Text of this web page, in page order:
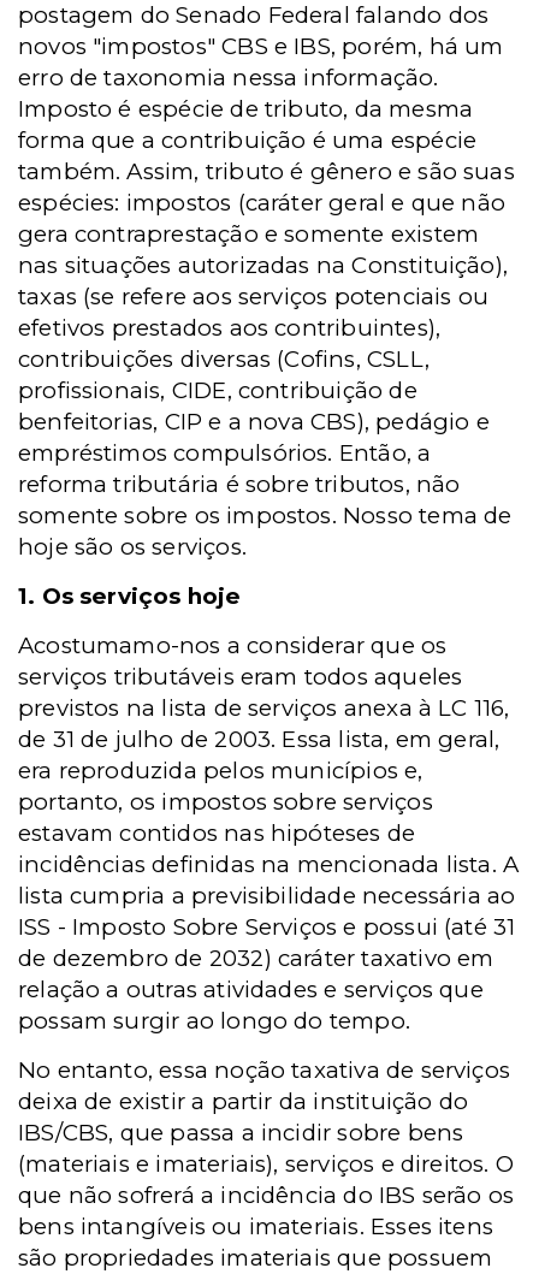
postagem do Senado Federal falando dos
novos "impostos" CBS e IBS, porém, há um
erro de taxonomia nessa informação.
Imposto é espécie de tributo, da mesma
forma que a contribuição é uma espécie
também. Assim, tributo é gênero e são suas
espécies: impostos (caráter geral e que não
gera contraprestação e somente existem
nas situações autorizadas na Constituição),
taxas (se refere aos serviços potenciais ou
efetivos prestados aos contribuintes),
contribuições diversas (Cofins, CSLL,
profissionais, CIDE, contribuição de
benfeitorias, CIP e a nova CBS), pedágio e
empréstimos compulsórios. Então, a
reforma tributária é sobre tributos, não
somente sobre os impostos. Nosso tema de
hoje são os serviços.
1. Os serviços hoje
Acostumamo-nos a considerar que os
serviços tributáveis eram todos aqueles
previstos na lista de serviços anexa à LC 116,
de 31 de julho de 2003. Essa lista, em geral,
era reproduzida pelos municípios e,
portanto, os impostos sobre serviços
estavam contidos nas hipóteses de
incidências definidas na mencionada lista. A
lista cumpria a previsibilidade necessária ao
ISS - Imposto Sobre Serviços e possui (até 31
de dezembro de 2032) caráter taxativo em
relação a outras atividades e serviços que
possam surgir ao longo do tempo.
No entanto, essa noção taxativa de serviços
deixa de existir a partir da instituição do
IBS/CBS, que passa a incidir sobre bens
(materiais e imateriais), serviços e direitos. O
que não sofrerá a incidência do IBS serão os
bens intangíveis ou imateriais. Esses itens
são propriedades imateriais que possuem